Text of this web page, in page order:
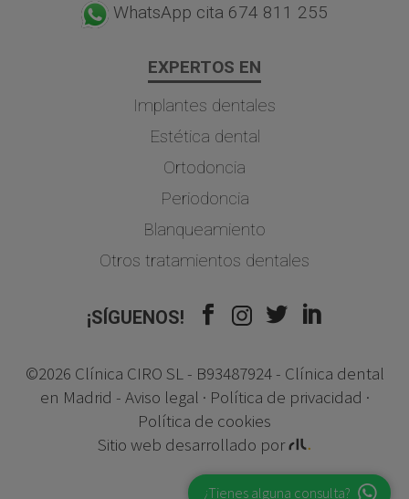
¿Tienes alguna consulta?
WhatsApp cita 674 811 255
EXPERTOS EN
Implantes dentales
Estética dental
Ortodoncia
Periodoncia
Blanqueamiento
Otros tratamientos dentales
¡SÍGUENOS!
©2026 Clínica CIRO SL - B93487924 - Clínica dental
en Madrid - Aviso legal · Política de privacidad ·
Política de cookies
Sitio web desarrollado por